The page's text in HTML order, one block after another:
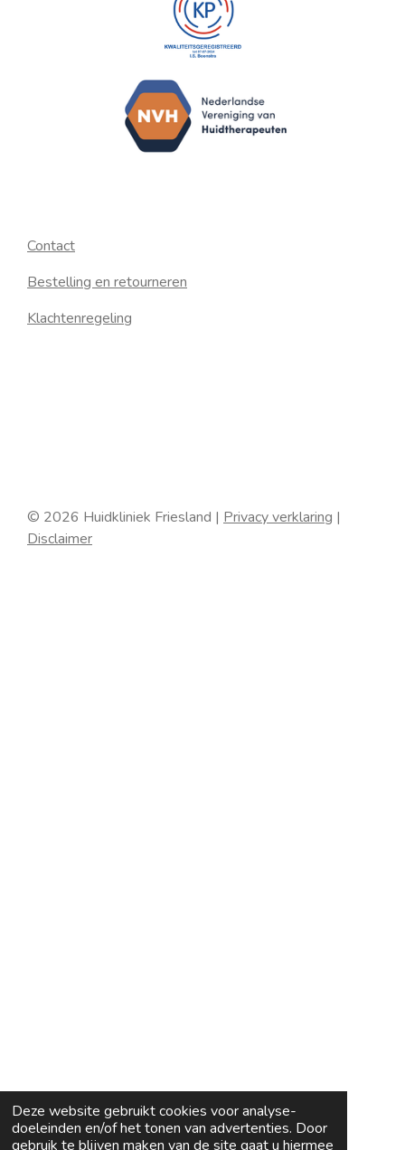
Deze website gebruikt cookies voor analyse-
doeleinden en/of het tonen van advertenties. Door
gebruik te blijven maken van de site gaat u hiermee
Contact
Bestelling en retourneren
Klachtenregeling
© 2026 Huidkliniek Friesland | Privacy verklaring |
Disclaimer